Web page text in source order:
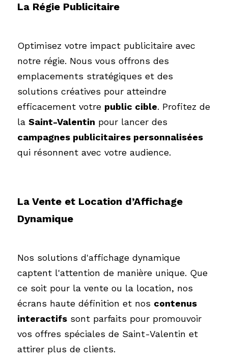
La Régie Publicitaire
Optimisez votre impact publicitaire avec
notre régie. Nous vous offrons des
emplacements stratégiques et des
solutions créatives pour atteindre
efficacement votre public cible. Profitez de
la Saint-Valentin
campagnes publicitaires personnalisées
qui résonnent avec votre audience.
La Vente et Location d’Affichage
Dynamique
Nos solutions d'affichage dynamique
captent l'attention de manière unique. Que
ce soit pour la vente ou la location, nos
écrans haute définition et nos contenus
interactifs sont parfaits pour promouvoir
vos offres spéciales de Saint-Valentin et
attirer plus de clients.